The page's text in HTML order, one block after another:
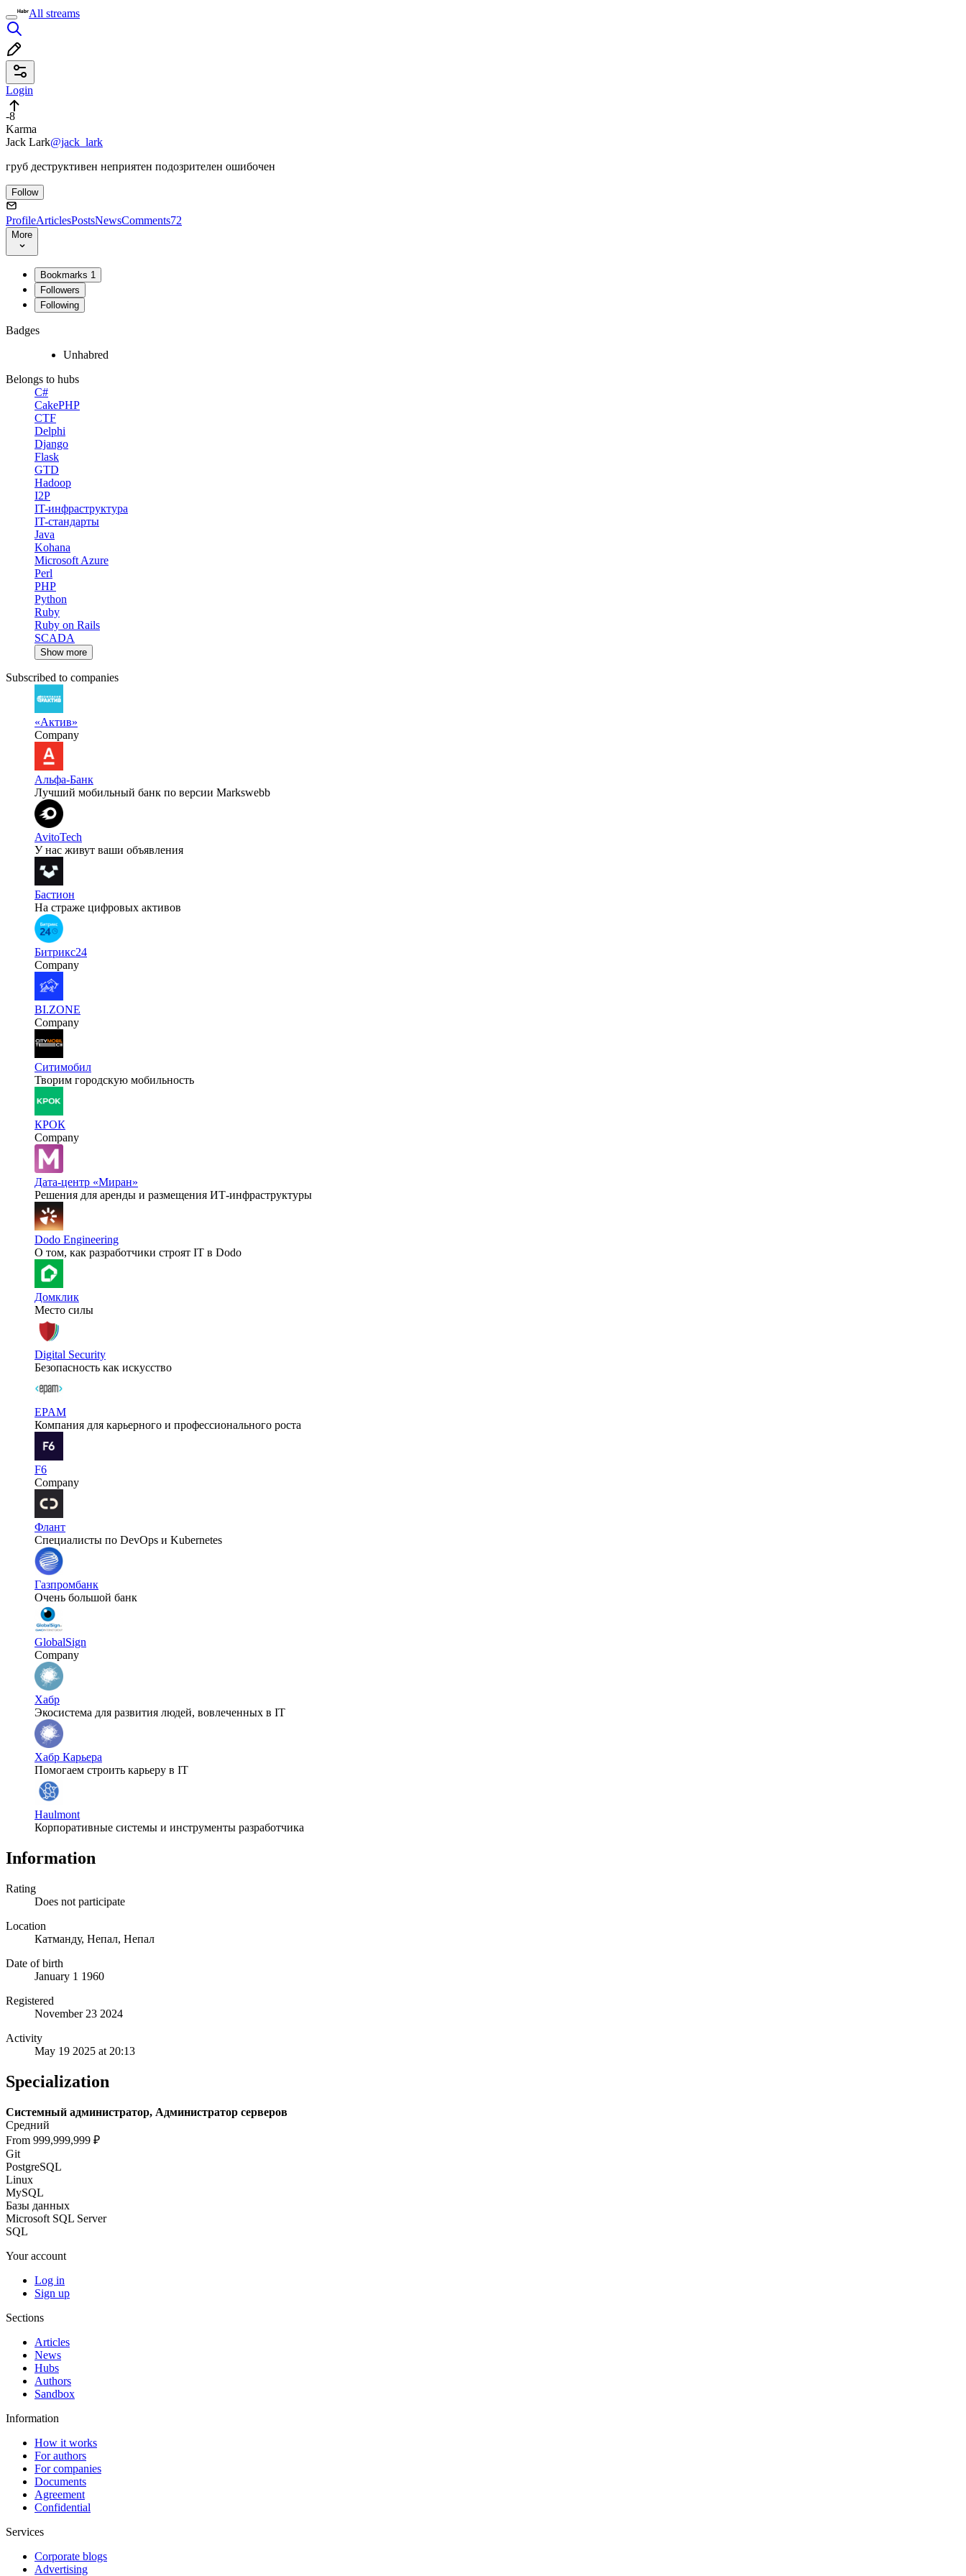
All streams
Login
-8
Karma
Jack Lark@jack_lark
груб деструктивен неприятен подозрителен ошибочен
Follow
ProfileArticlesPostsNewsComments72
More
Bookmarks 1
Followers
Following
Badges
Unhabred
Belongs to hubs
C#
CakePHP
CTF
Delphi
Django
Flask
GTD
Hadoop
I2P
IT-инфраструктура
IT-стандарты
Java
Kohana
Microsoft Azure
Perl
PHP
Python
Ruby
Ruby on Rails
SCADA
Show more
Subscribed to companies
«Актив»
Company
Альфа-Банк
Лучший мобильный банк по версии Markswebb
AvitoTech
У нас живут ваши объявления
Бастион
На страже цифровых активов
Битрикс24
Company
BI.ZONE
Company
Ситимобил
Творим городскую мобильность
КРОК
Company
Дата-центр «Миран»
Решения для аренды и размещения ИТ-инфраструктуры
Dodo Engineering
О том, как разработчики строят IT в Dodo
Домклик
Место силы
Digital Security
Безопасность как искусство
EPAM
Компания для карьерного и профессионального роста
F6
Company
Флант
Специалисты по DevOps и Kubernetes
Газпромбанк
Очень большой банк
GlobalSign
Company
Хабр
Экосистема для развития людей, вовлеченных в IT
Хабр Карьера
Помогаем строить карьеру в IT
Haulmont
Корпоративные системы и инструменты разработчика
Information
Rating
Does not participate
Location
Катманду, Непал, Непал
Date of birth
January 1 1960
Registered
November 23 2024
Activity
May 19 2025 at 20:13
Specialization
Системный администратор, Администратор серверов
Средний
From 999,999,999 ₽
Git
PostgreSQL
Linux
MySQL
Базы данных
Microsoft SQL Server
SQL
Your account
Log in
Sign up
Sections
Articles
News
Hubs
Authors
Sandbox
Information
How it works
For authors
For companies
Documents
Agreement
Confidential
Services
Corporate blogs
Advertising